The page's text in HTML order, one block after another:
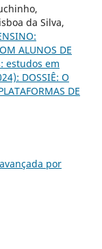
da Silva,
ALUNOS DE
estudos em
DOSSIÊ: O
DE
por